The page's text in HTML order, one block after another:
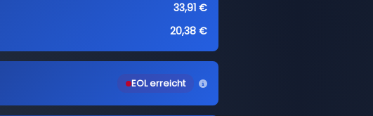
33,91 €
20,38 €
EOL erreicht